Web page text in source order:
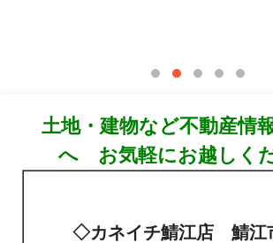
土地・建物など不動産情
へ お気軽にお越しく
◇カネイチ鯖江店 鯖江